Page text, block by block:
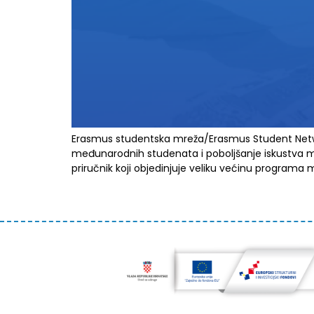
Erasmus studentska mreža/Erasmus Student
međunarodnih studenata i poboljšanje iskustva
priručnik koji objedinjuje veliku većinu